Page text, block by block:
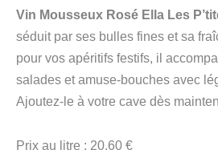
Vin
Mousseux
Rosé
Ella
Les
Cousines
Vin Mousseux Rosé Ella Les
séduit par ses bulles fines et sa
pour vos apéritifs festifs, il
salades et amuse-bouches avec
Ajoutez-le à votre cave dès
Prix au litre : 20,60 €